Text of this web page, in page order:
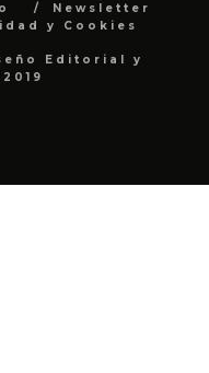
Newsletter
y Cookies
Editorial y